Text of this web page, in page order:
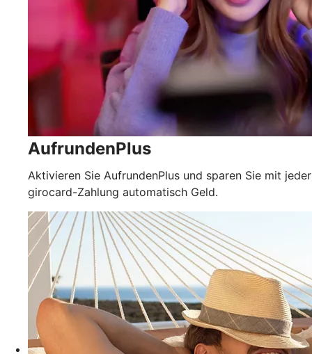
AufrundenPlus
Aktivieren Sie AufrundenPlus und sparen Sie mit jeder
girocard-Zahlung automatisch Geld.